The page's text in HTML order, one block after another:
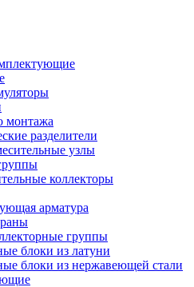
монтажа
разделители
узлы
коллекторы
арматура
группы
блоки из латуни
блоки из нержавеющей стали